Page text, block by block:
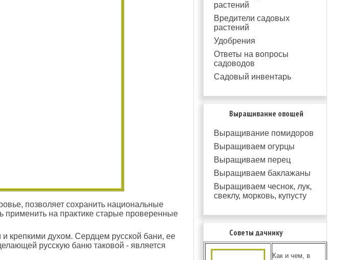
позволяет сохранить национальные
применить на практике старые проверенные
крепкими духом. Сердцем русской бани, ее
русскую баню таковой - является
растений
Вредители садовых
растений
Удобрения
Ответы на вопросы
садоводов
Садовый инвентарь
Выращивание овощей
Выращивание помидоров
Выращиваем огурцы
Выращиваем перец
Выращиваем баклажаны
Выращиваем чеснок, лук,
свеклу, морковь, купусту
Советы дачнику
Как и чем, в